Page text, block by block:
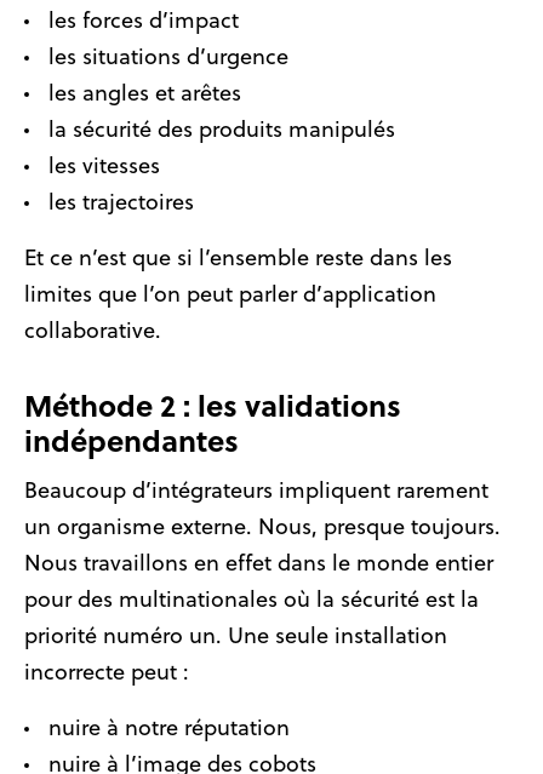
les forces d’impact
les situations d’urgence
les angles et arêtes
la sécurité des produits manipulés
les vitesses
les trajectoires
Et ce n’est que si l’ensemble reste dans les
limites que l’on peut parler d’application
collaborative.
Méthode 2 : les validations
indépendantes
Beaucoup d’intégrateurs impliquent rarement
un organisme externe. Nous, presque toujours.
Nous travaillons en effet dans le monde entier
pour des multinationales où la sécurité est la
priorité numéro un. Une seule installation
incorrecte peut :
nuire à notre réputation
nuire à l’image des cobots